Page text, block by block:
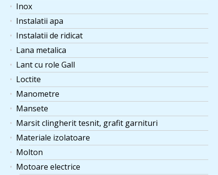
Inox
Instalatii apa
Instalatii de ridicat
Lana metalica
Lant cu role Gall
Loctite
Manometre
Mansete
Marsit clingherit tesnit, grafit garnituri
Materiale izolatoare
Molton
Motoare electrice